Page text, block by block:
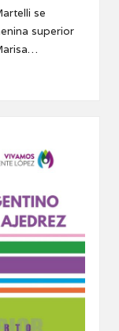
se
superior